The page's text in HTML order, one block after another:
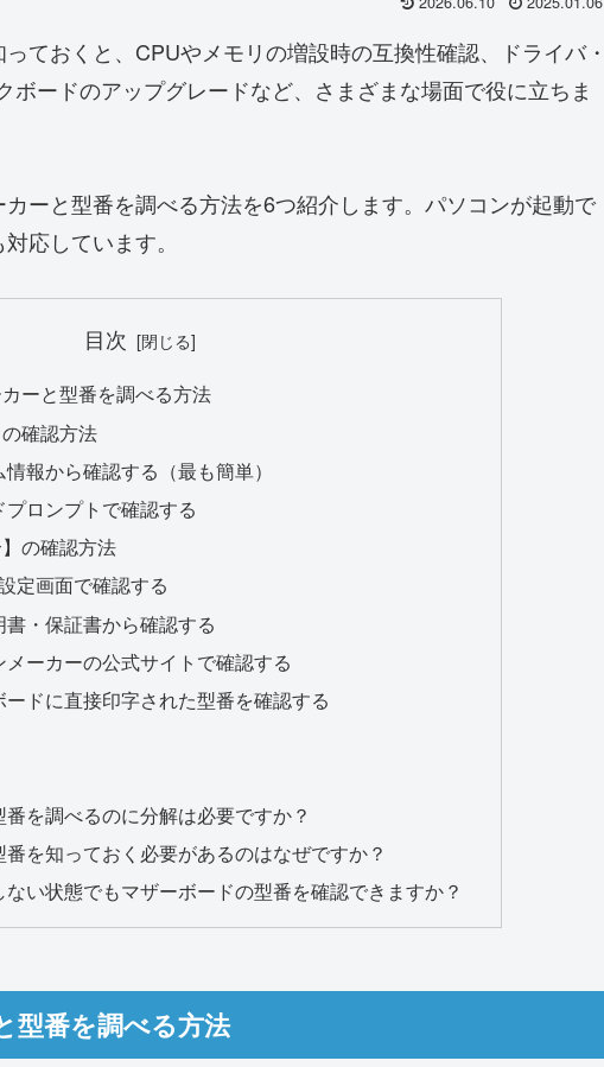
ておくと、CPUやメモリの増設時の互換性確認、ドライバ・
ボードのアップグレードなど、さまざまな場面で役に立ちま
ーと型番を調べる方法を6つ紹介します。パソコンが起動で
応しています。
目次
ーと型番を調べる方法
確認方法
報から確認する（最も簡単）
ロンプトで確認する
の確認方法
定画面で確認する
・保証書から確認する
ーカーの公式サイトで確認する
ドに直接印字された型番を確認する
を調べるのに分解は必要ですか？
を知っておく必要があるのはなぜですか？
い状態でもマザーボードの型番を確認できますか？
型番を調べる方法